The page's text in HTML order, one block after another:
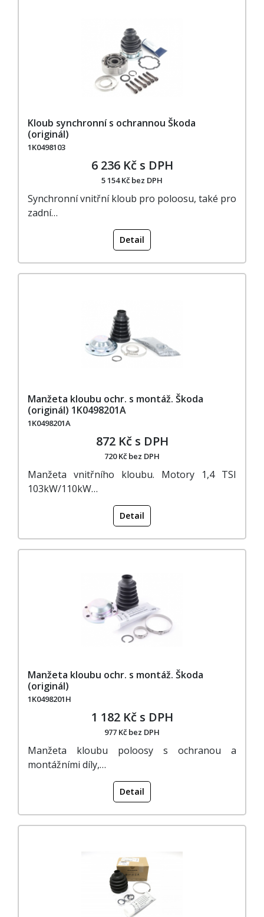
Kloub synchronní s ochrannou Škoda
(originál)
1K0498103
6 236 Kč s DPH
5 154 Kč bez DPH
Synchronní vnitřní kloub pro poloosu, také pro
zadní…
Detail
Manžeta kloubu ochr. s montáž. Škoda
(originál) 1K0498201A
1K0498201A
872 Kč s DPH
720 Kč bez DPH
Manžeta vnitřního kloubu. Motory 1,4 TSI
103kW/110kW…
Detail
Manžeta kloubu ochr. s montáž. Škoda
(originál)
1K0498201H
1 182 Kč s DPH
977 Kč bez DPH
Manžeta kloubu poloosy s ochranou a
montážními díly,…
Detail